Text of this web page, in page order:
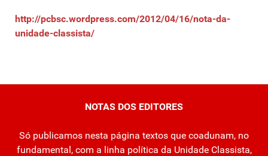
http://pcbsc.wordpress.com/2012/04/16/nota-da-
unidade-classista/
NOTAS DOS EDITORES
Só publicamos nesta página textos que coadunam, no
fundamental, com a linha política da Unidade Classista,